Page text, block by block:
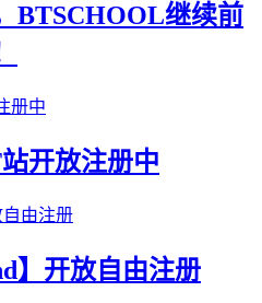
BTSCHOOL继续前
站开放注册中
】开放自由注册